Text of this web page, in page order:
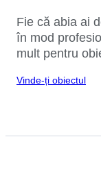
Fie că abia ai
în mod
mult pentru
Vinde-ți obiectul